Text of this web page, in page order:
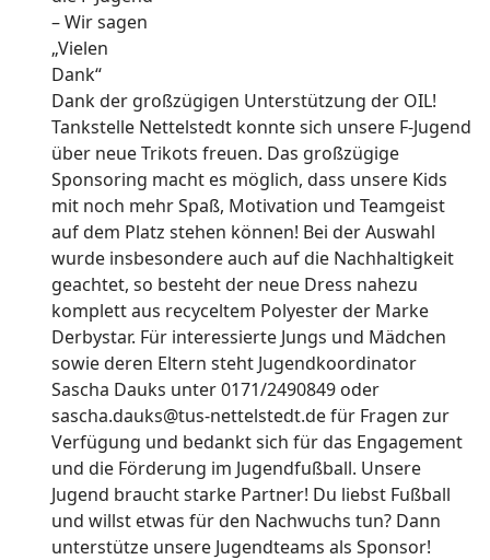
Dank der großzügigen Unterstützung der OIL!
Tankstelle Nettelstedt konnte sich unsere F-Jugend
über neue Trikots freuen. Das großzügige
Sponsoring macht es möglich, dass unsere Kids
mit noch mehr Spaß, Motivation und Teamgeist
auf dem Platz stehen können! Bei der Auswahl
wurde insbesondere auch auf die Nachhaltigkeit
geachtet, so besteht der neue Dress nahezu
komplett aus recyceltem Polyester der Marke
Derbystar. Für interessierte Jungs und Mädchen
sowie deren Eltern steht Jugendkoordinator
Sascha Dauks unter 0171/2490849 oder
sascha.dauks@tus-nettelstedt.de für Fragen zur
Verfügung und bedankt sich für das Engagement
und die Förderung im Jugendfußball. Unsere
Jugend braucht starke Partner! Du liebst Fußball
und willst etwas für den Nachwuchs tun? Dann
unterstütze unsere Jugendteams als Sponsor!